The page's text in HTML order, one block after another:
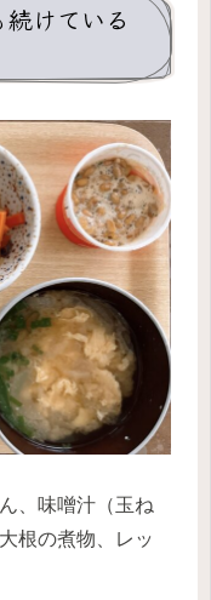
けている
、味噌汁（玉ね
根の煮物、レッ